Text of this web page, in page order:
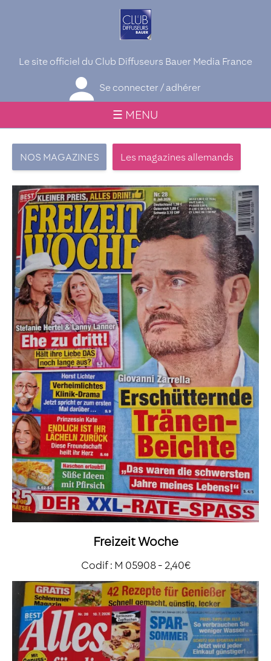
Le site officiel du Club Diffuseurs Bauer Media France
Se connecter / adhérer
☰ MENU
NOS MAGAZINES Les magazines allemands
Freizeit Woche
Codif : M 05908 - 2,40€